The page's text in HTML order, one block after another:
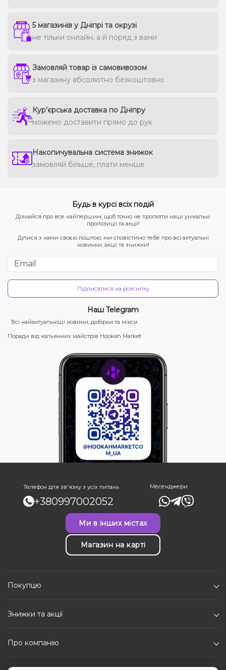
5 магазинів у Дніпрі та окрузі
не тільки онлайн, а й поряд з вами
Замовляй товар із самовивозом
з магазину абсолютно безкоштовно
Кур'єрська доставка по Дніпру
можемо доставити прямо до рук
Накопичувальна система знижок
замовляй більше, плати менше
Будь в курсі всіх подій
Дізнайся про все найпершим, щоб точно не прогаяти наші унікальні
пропозиції та акції!
Ділися з нами своєю поштою, ми сповістимо тебе про всі актуальні
новинки, акції та знижки!
Підписатися на розсилку
Наш Telegram
Всі найактуальніші новини, добірки та мікси
Поради від кальянних майстрів Hookah Market
Телефон для зв'язку з усіх питань
+380997002052
Месенджери
Ми в інших містах
Магазин на карті
Покупцю
Знижки та акції
Про компанію